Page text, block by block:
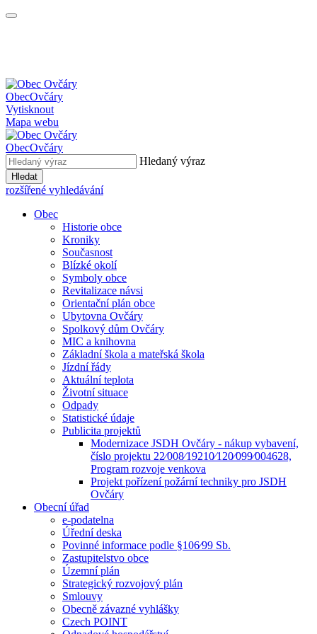
ObecOvčáry
Vytisknout
Mapa webu
ObecOvčáry
Hledaný výraz
Hledat
rozšířené vyhledávání
Obec
Historie obce
Kroniky
Současnost
Blízké okolí
Symboly obce
Revitalizace návsi
Orientační plán obce
Ubytovna Ovčáry
Spolkový dům Ovčáry
MIC a knihovna
Základní škola a mateřská škola
Jízdní řády
Aktuální teplota
Životní situace
Odpady
Statistické údaje
Publicita projektů
Modernizace JSDH Ovčáry - nákup vybavení,
číslo projektu 22⁄008⁄19210⁄120⁄099⁄004628,
Program rozvoje venkova
Projekt pořízení požární techniky pro JSDH
Ovčáry
Obecní úřad
e-podatelna
Úřední deska
Povinné informace podle §106⁄99 Sb.
Zastupitelstvo obce
Územní plán
Strategický rozvojový plán
Smlouvy
Obecně závazné vyhlášky
Czech POINT